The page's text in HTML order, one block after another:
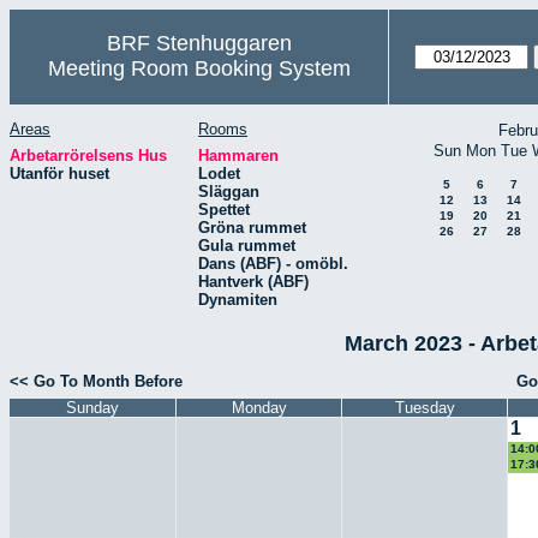
BRF Stenhuggaren
Meeting Room Booking System
Areas
Arbetarrörelsens Hus
Utanför huset
Rooms
Hammaren
Lodet
Släggan
Spettet
Gröna rummet
Gula rummet
Dans (ABF) - omöbl.
Hantverk (ABF)
Dynamiten
Sun Mon Tue
5 6
7
12
13
14
19
20
21
26
27 28
March 2023 -
<< Go To Month Before
Sunday
Monday Tuesday
1